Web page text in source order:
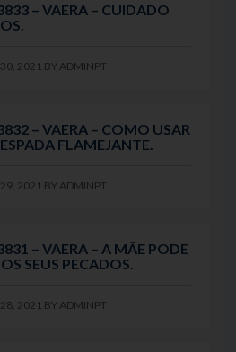
– VAERA – CUIDADO
2021 BY ADMINPT
– VAERA – COMO USAR
FLAMEJANTE.
2021 BY ADMINPT
– VAERA – A MÃE PODE
SEUS PECADOS.
2021 BY ADMINPT